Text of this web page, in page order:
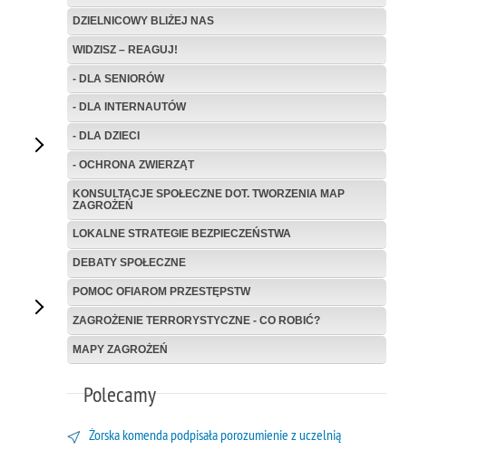
DZIELNICOWY BLIŻEJ NAS
WIDZISZ – REAGUJ!
- DLA SENIO­RÓW
- DLA INTERNAUTÓW
- DLA DZIECI
- OCHRONA ZWIERZĄT
KONSULTACJE SPOŁECZNE DOT. TWORZENIA MAP
ZAGROŻEŃ
LOKALNE STRATEGIE BEZPIECZEŃSTWA
DEBATY SPOŁECZNE
POMOC OFIAROM PRZESTĘPSTW
ZAGROŻENIE TERRORYSTYCZNE - CO ROBIĆ?
MAPY ZAGROŻEŃ
Polecamy
Żorska komenda podpisała porozumienie z uczelnią